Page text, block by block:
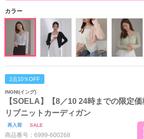
カラー
2点10％OFF
INGNI(イング)
【SOELA】【8／10 24時までの限定
リブニットカーディガン
再入荷 SALE
商品番号： 6999-600268